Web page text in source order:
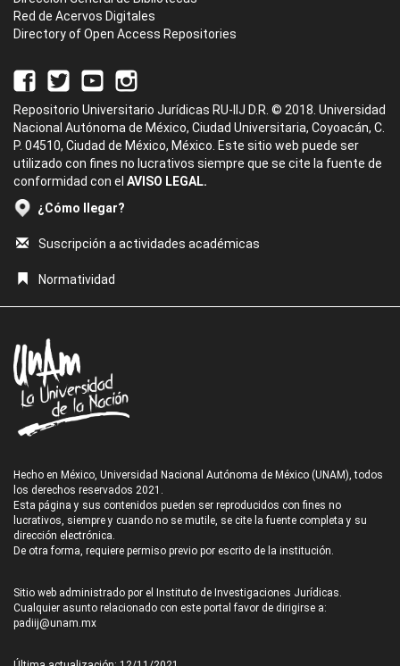
Red de Acervos Digitales
Directory of Open Access Repositories
Repositorio Universitario Jurídicas RU-IIJ D.R. © 2018. Universidad
Nacional Autónoma de México, Ciudad Universitaria, Coyoacán, C.
P. 04510, Ciudad de México, México. Este sitio web puede ser
utilizado con fines no lucrativos siempre que se cite la fuente de
conformidad con el AVISO LEGAL.
¿Cómo llegar?
Suscripción a actividades académicas
Normatividad
Hecho en México, Universidad Nacional Autónoma de México (UNAM), todos
los derechos reservados 2021.
Esta página y sus contenidos pueden ser reproducidos con fines no
lucrativos, siempre y cuando no se mutile, se cite la fuente completa y su
dirección electrónica.
De otra forma, requiere permiso previo por escrito de la institución.
Sitio web administrado por el Instituto de Investigaciones Jurídicas.
Cualquier asunto relacionado con este portal favor de dirigirse a:
padiij@unam.mx